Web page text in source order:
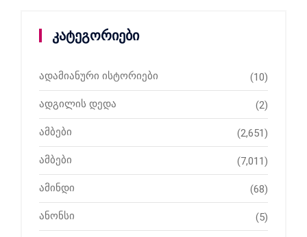
კატეგორიები
ადამიანური ისტორიები (10)
ადგილის დედა (2)
ამბები (2,651)
ამბები (7,011)
ამინდი (68)
ანონსი (5)